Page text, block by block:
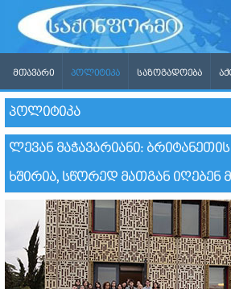
ᲛᲗᲐᲕᲐᲠᲘ ᲞᲝᲚᲘᲢᲘᲙᲐ ᲡᲐᲖᲝᲒᲐᲓᲝᲔᲑᲐ
ᲞᲝᲚᲘᲢᲘᲙᲐ
ᲚᲔᲕᲐᲜ ᲛᲐᲭᲐᲕᲐᲠᲘᲐᲜᲘ:
ᲮᲨᲘᲠᲘᲐ, ᲡᲬᲝᲠᲔᲓ ᲛᲐᲗᲒᲐᲜ ᲘᲦᲔᲑᲔᲜ